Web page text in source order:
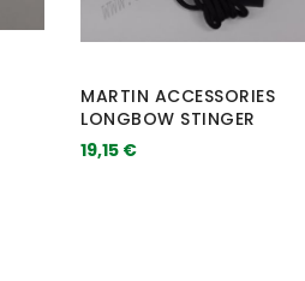
MARTIN ACCESSORIES
LONGBOW STINGER
19,15 €